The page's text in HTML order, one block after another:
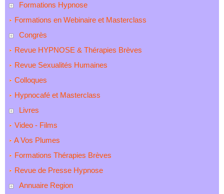
Formations Hypnose
Formations en Webinaire et Masterclass
Congrès
Revue HYPNOSE & Thérapies Brèves
Revue Sexualités Humaines
Colloques
Hypnocafé et Masterclass
Livres
Video - Films
A Vos Plumes
Formations Thérapies Brèves
Revue de Presse Hypnose
Annuaire Region